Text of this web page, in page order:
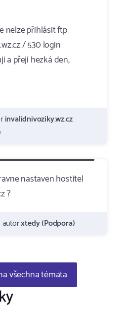
nelze přihlásit ftp
/ 530 login
a přeji hezká den,
invalidnivoziky.wz.cz
nastaven hostitel
?
autorxtedy (Podpora)
všechna témata